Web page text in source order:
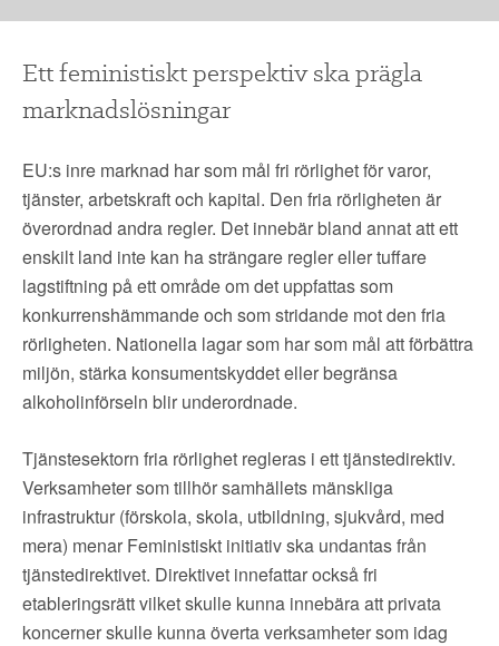
SÖK
Ett feministiskt perspektiv ska prägla
marknadslösningar
EU:s inre marknad har som mål fri rörlighet för varor,
tjänster, arbetskraft och kapital. Den fria rörligheten är
överordnad andra regler. Det innebär bland annat att ett
enskilt land inte kan ha strängare regler eller tuffare
lagstiftning på ett område om det uppfattas som
konkurrenshämmande och som stridande mot den fria
rörligheten. Nationella lagar som har som mål att förbättra
miljön, stärka konsumentskyddet eller begränsa
alkoholinförseln blir underordnade.
Tjänstesektorn fria rörlighet regleras i ett tjänstedirektiv.
Verksamheter som tillhör samhällets mänskliga
infrastruktur (förskola, skola, utbildning, sjukvård, med
mera) menar Feministiskt initiativ ska undantas från
tjänstedirektivet. Direktivet innefattar också fri
etableringsrätt vilket skulle kunna innebära att privata
koncerner skulle kunna överta verksamheter som idag